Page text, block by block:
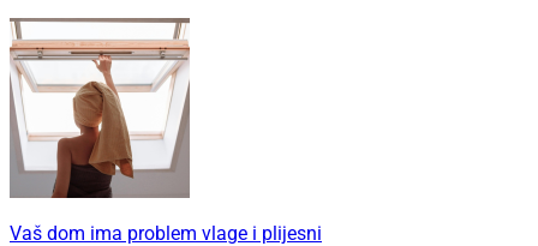
Vaš dom ima problem vlage i plijesni